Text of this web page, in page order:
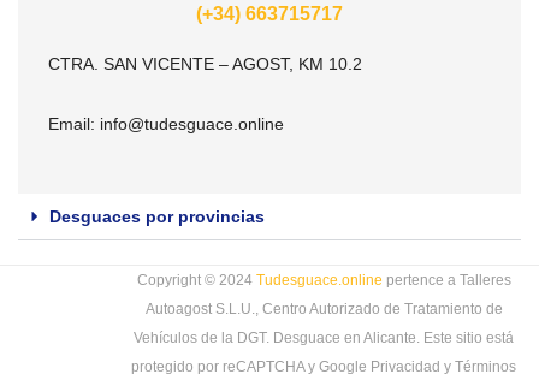
(+34) 663715717
CTRA. SAN VICENTE – AGOST, KM 10.2
Email: info@tudesguace.online
Desguaces por provincias
Copyright © 2024 Tudesguace.online pertence a Talleres
Autoagost S.L.U., Centro Autorizado de Tratamiento de
Vehículos de la DGT. Desguace en Alicante. Este sitio está
protegido por reCAPTCHA y Google Privacidad y Términos